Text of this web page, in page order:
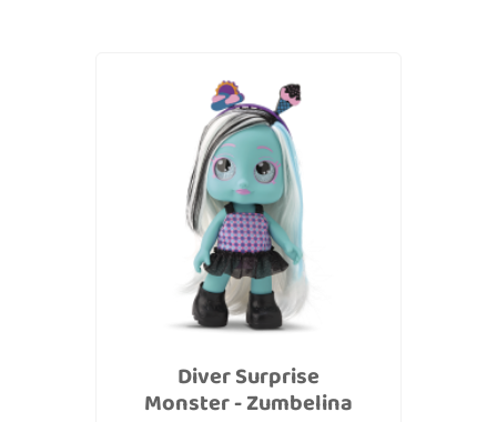
Diver Surprise
Monster - Zumbelina